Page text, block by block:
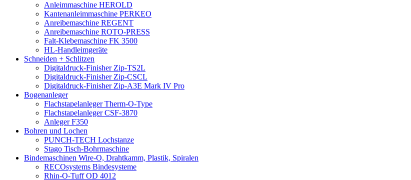
Anleimmaschine HEROLD
Kantenanleimmaschine PERKEO
Anreibemaschine REGENT
Anreibemaschine ROTO-PRESS
Falt-Klebemaschine FK 3500
HL-Handleimgeräte
Schneiden + Schlitzen
Digitaldruck-Finisher Zip-TS2L
Digitaldruck-Finisher Zip-CSCL
Digitaldruck-Finisher Zip-A3E Mark IV Pro
Bogenanleger
Flachstapelanleger Therm-O-Type
Flachstapelanleger CSF-3870
Anleger F350
Bohren und Lochen
PUNCH-TECH Lochstanze
Stago Tisch-Bohrmaschine
Bindemaschinen Wire-O, Drahtkamm, Plastik, Spiralen
RECOsystems Bindesysteme
Rhin-O-Tuff OD 4012